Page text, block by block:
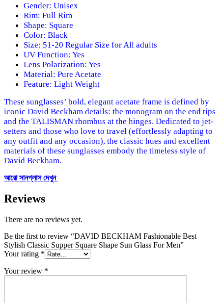
Gender: Unisex
Rim: Full Rim
Shape: Square
Color: Black
Size: 51-20 Regular Size for All adults
UV Function: Yes
Lens Polarization: Yes
Material: Pure Acetate
Feature: Light Weight
These sunglasses’ bold, elegant acetate frame is defined by
iconic David Beckham details: the monogram on the end tips
and the TALISMAN rhombus at the hinges. Dedicated to jet-
setters and those who love to travel (effortlessly adapting to
any outfit and any occasion), the classic hues and excellent
materials of these sunglasses embody the timeless style of
David Beckham.
আরো সানগ্লাস দেখুন
Reviews
There are no reviews yet.
Be the first to review “DAVID BECKHAM Fashionable Best
Stylish Classic Supper Square Shape Sun Glass For Men”
Your rating *
Your review *